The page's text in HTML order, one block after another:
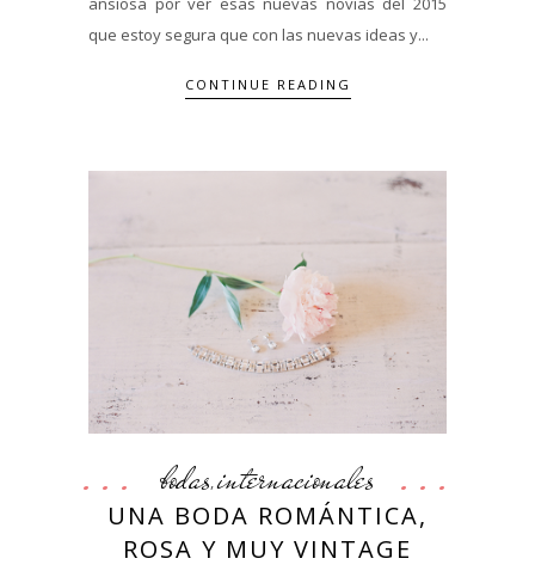
que estoy segura que con las nuevas ideas y...
CONTINUE READING
bodas,internacionales
UNA BODA ROMÁNTICA,
ROSA Y MUY VINTAGE